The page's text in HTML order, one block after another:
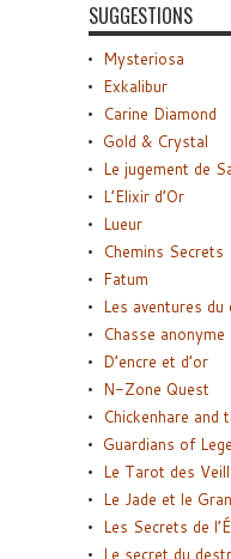
SUGGESTIONS
Mysteriosa
Exkalibur
Carine Diamond
Gold & Crystal
Le jugement de
L’Elixir d’Or
Lueur
Chemins Secrets
Fatum
Les aventures du
Chasse anonyme
D’encre et d’or
N-Zone Quest
Chickenhare
Guardians of
Le Tarot des
Le Jade et le
Les Secrets de
Le secret du